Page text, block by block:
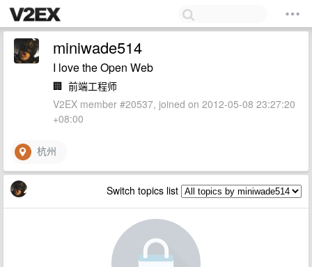
miniwade514
I love the Open Web
🏢 前端工程师
V2EX member #20537, joined on 2012-05-08 23:27:20
+08:00
杭州
Switch topics list